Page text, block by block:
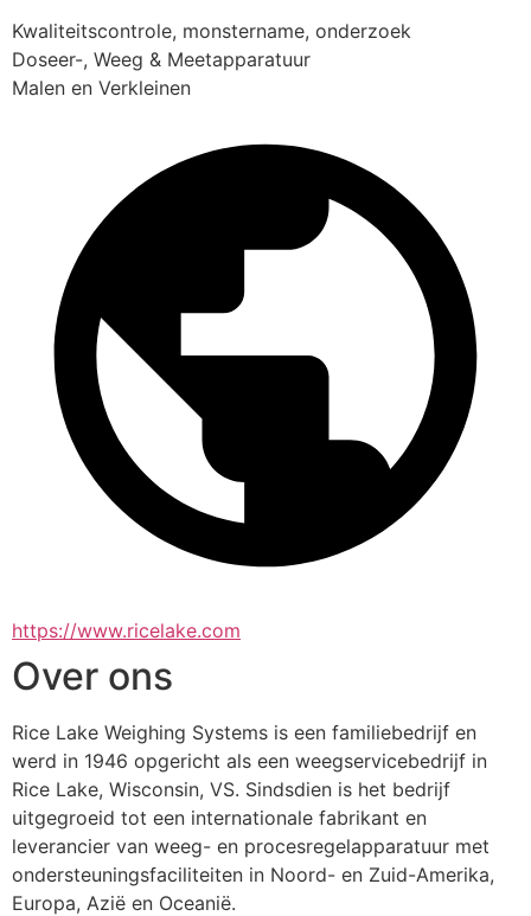
Kwaliteitscontrole, monstername, onderzoek
Doseer-, Weeg & Meetapparatuur
Malen en Verkleinen
https://www.ricelake.com
Over ons
Rice Lake Weighing Systems is een familiebedrijf en
werd in 1946 opgericht als een weegservicebedrijf in
Rice Lake, Wisconsin, VS. Sindsdien is het bedrijf
uitgegroeid tot een internationale fabrikant en
leverancier van weeg- en procesregelapparatuur met
ondersteuningsfaciliteiten in Noord- en Zuid-Amerika,
Europa, Azië en Oceanië.